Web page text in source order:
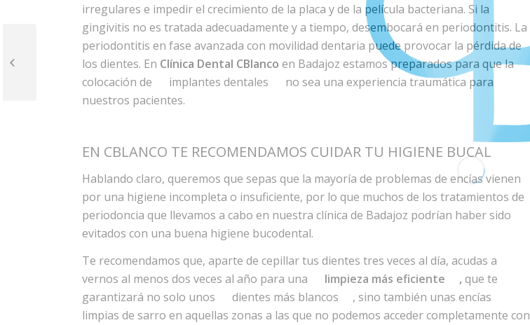
irregulares e impedir el crecimiento de la placa y de la película bacteriana. Si la
gingivitis no es tratada adecuadamente y a tiempo, desembocará en periodontitis. La
periodontitis en fase avanzada con movilidad dentaria puede provocar la pérdida de
los dientes. En Clínica Dental CBlanco en Badajoz estamos preparados para que la
colocación de
implantes dentales
no sea una experiencia traumática para
nuestros pacientes.
EN CBLANCO TE RECOMENDAMOS CUIDAR TU HIGIENE BUCAL
Hablando claro, queremos que sepas que la mayoría de problemas de encías vienen
por una higiene incompleta o insuficiente, por lo que muchos de los tratamientos de
periodoncia que llevamos a cabo en nuestra clínica de Badajoz podrían haber sido
evitados con una buena higiene bucodental.
Te recomendamos que, aparte de cepillar tus dientes tres veces al día, acudas a
vernos al menos dos veces al año para una
limpieza más eficiente ,que te
garantizará no solo unos
dientes más blancos
, sino también unas encías
limpias de sarro en aquellas zonas a las que no podemos acceder completamente con